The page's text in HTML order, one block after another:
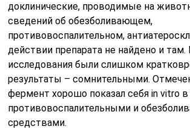
доклинические, проводимые на
сведений об обезболивающем,
противовоспалительном,
действии препарата не найдено и там.
исследования были слишком
результаты – сомнительными.
фермент хорошо показал себя in vitro в
противовоспалительными и
средствами.